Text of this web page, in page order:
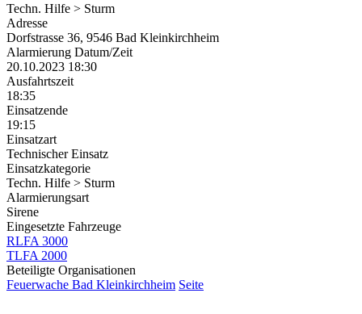
Techn. Hilfe > Sturm
Adresse
Dorfstrasse 36, 9546 Bad Kleinkirchheim
Alarmierung Datum/Zeit
20.10.2023 18:30
Ausfahrtszeit
18:35
Einsatzende
19:15
Einsatzart
Technischer Einsatz
Einsatzkategorie
Techn. Hilfe > Sturm
Alarmierungsart
Sirene
Eingesetzte Fahrzeuge
RLFA 3000
TLFA 2000
Beteiligte Organisationen
Feuerwache Bad Kleinkirchheim Seite